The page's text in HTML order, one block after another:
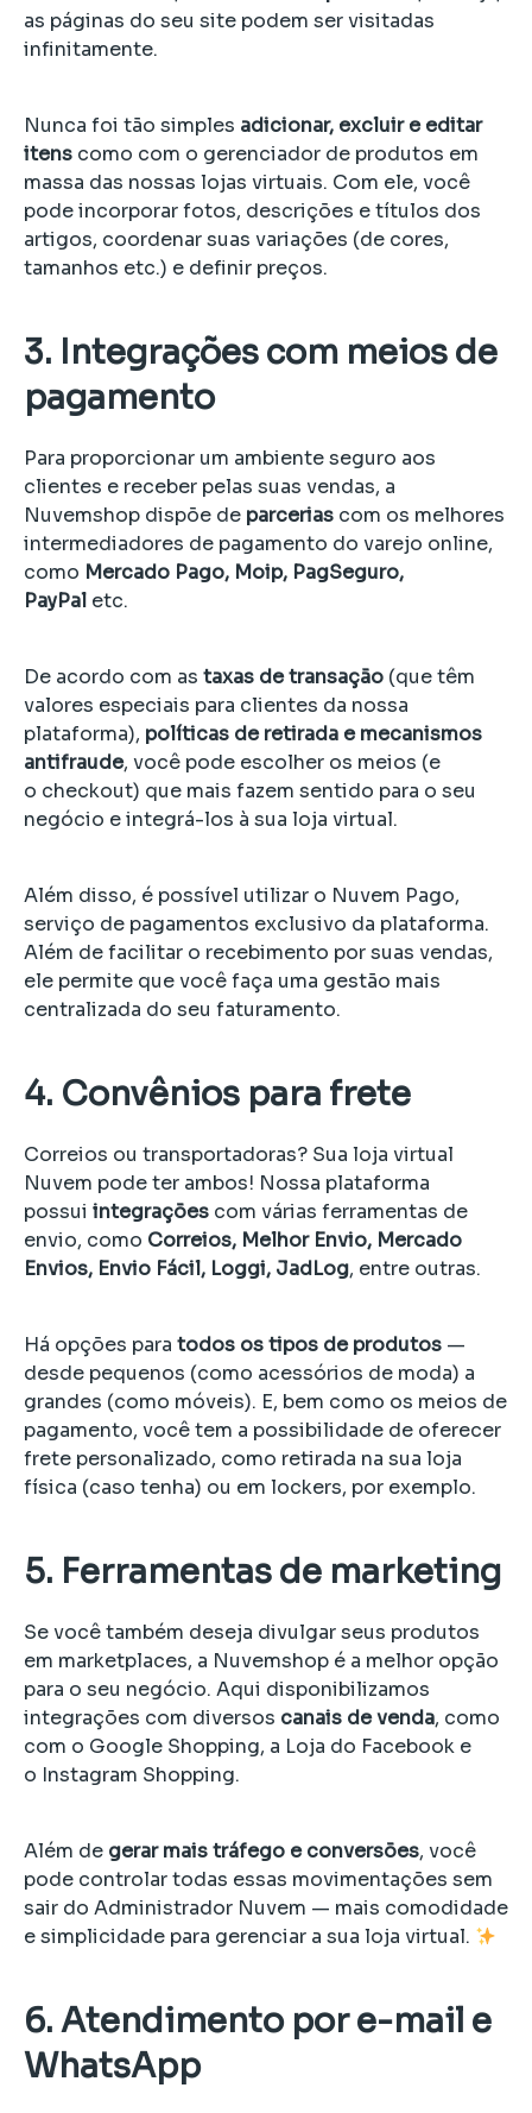
as páginas do seu site podem ser visitadas
infinitamente.
Nunca foi tão simples adicionar, excluir e editar
itenscomo com o gerenciador de produtos em
massa das nossas lojas virtuais. Com ele, você
pode incorporar fotos, descrições e títulos dos
artigos, coordenar suas variações (de cores,
tamanhos etc.) e definir preços.
3. Integrações com meios de
pagamento
Para proporcionar um ambiente seguro aos
clientes e receber pelas suas vendas, a
Nuvemshop dispõe de parceriascom os melhores
intermediadores de pagamento do varejo online,
como Mercado Pago, Moip, PagSeguro,
PayPaletc.
De acordo com as taxas de transação(que têm
valores especiais para clientes da nossa
plataforma), políticas de retirada e mecanismos
antifraude, você pode escolher os meios (e
o checkout) que mais fazem sentido para o seu
negócio e integrá-los à sua loja virtual.
Além disso, é possível utilizar o Nuvem Pago,
serviço de pagamentos exclusivo da plataforma.
Além de facilitar o recebimento por suas vendas,
ele permite que você faça uma gestão mais
centralizada do seu faturamento.
4. Convênios para frete
Correios ou transportadoras? Sua loja virtual
Nuvem pode ter ambos! Nossa plataforma
possui integraçõescom várias ferramentas de
envio, como Correios, Melhor Envio, Mercado
Envios, Envio Fácil, Loggi, JadLog, entre outras.
Há opções para todos os tipos de produtos—
desde pequenos (como acessórios de moda) a
grandes (como móveis). E, bem como os meios de
pagamento, você tem a possibilidade de oferecer
frete personalizado, como retirada na sua loja
física (caso tenha) ou em lockers, por exemplo.
5. Ferramentas de marketing
Se você também deseja divulgar seus produtos
em marketplaces, a Nuvemshop é a melhor opção
para o seu negócio. Aqui disponibilizamos
integrações com diversos canais de venda, como
com o Google Shopping, a Loja do Facebook e
o Instagram Shopping.
Além de gerar mais tráfego e conversões, você
pode controlar todas essas movimentações sem
sair do Administrador Nuvem — mais comodidade
e simplicidade para gerenciar a sua loja virtual.
6. Atendimento por e-mail e
WhatsApp